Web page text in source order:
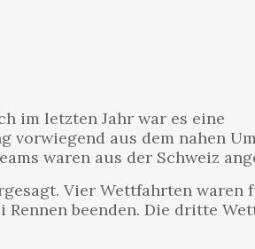
im letzten Jahr war es eine
vorwiegend aus dem nahen
waren aus der Schweiz
Vier Wettfahrten waren
beenden. Die dritte